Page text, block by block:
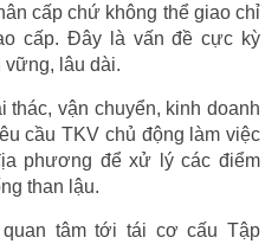
cấp chứ không thể giao chỉ
cấp. Đây là vấn đề cực kỳ
vững, lâu dài.
vận chuyển, kinh doanh
cầu TKV chủ động làm việc
phương để xử lý các điểm
than lậu.
tâm tới tái cơ cấu Tập